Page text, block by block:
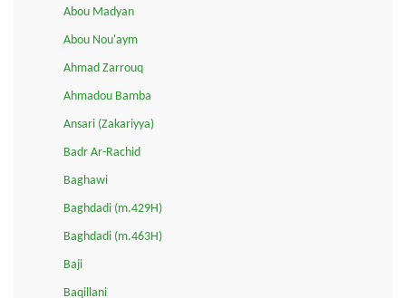
Abou Madyan
Abou Nou'aym
Ahmad Zarrouq
Ahmadou Bamba
Ansari (Zakariyya)
Badr Ar-Rachid
Baghawi
Baghdadi (m.429H)
Baghdadi (m.463H)
Baji
Baqillani